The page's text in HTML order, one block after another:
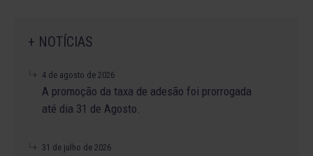
+ NOTÍCIAS
4 de agosto de 2026
A promoção da taxa de adesão foi prorrogada
até dia 31 de Agosto.
31 de julho de 2026